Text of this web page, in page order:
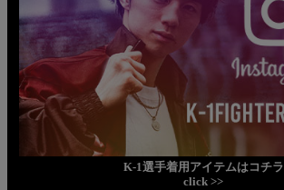
K-1選手着用アイテムはコチラ
click >>